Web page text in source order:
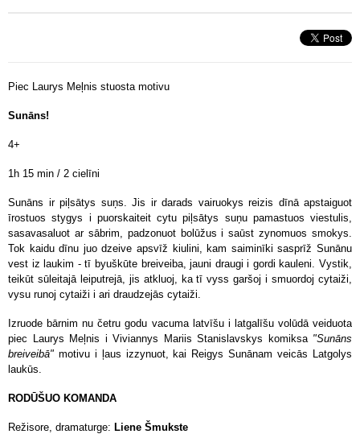
Piec Laurys Meļnis stuosta motivu
Sunāns!
4+
1h 15 min / 2 cielīni
Sunāns ir piļsātys suņs. Jis ir darads vairuokys reizis dīnā apstaiguot
īrostuos stygys i puorskaiteit cytu piļsātys suņu pamastuos viestulis,
sasavasaluot ar sābrim, padzonuot bolūžus i saūst zynomuos smokys.
Tok kaidu dīnu juo dzeive apsvīž kiulini, kam saiminīki sasprīž Sunānu
vest iz laukim - tī byuškūte breiveiba, jauni draugi i gordi kauleni. Vystik,
teikūt sūleitajā leiputrejā, jis atkluoj, ka tī vyss garšoj i smuordoj cytaiži,
vysu runoj cytaiži i ari draudzejās cytaiži.
Izruode bārnim nu četru godu vacuma latvīšu i latgalīšu volūdā veiduota
piec Laurys Meļnis i Viviannys Mariis Stanislavskys komiksa "Sunāns
breiveibā" motivu i ļaus izzynuot, kai Reigys Sunānam veicās Latgolys
laukūs.
RODŪŠUO KOMANDA
Režisore, dramaturge: Liene Šmukste